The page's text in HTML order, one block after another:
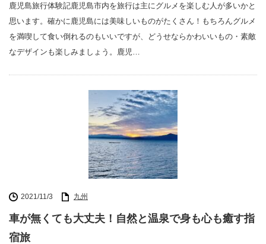
鹿児島旅行体験記鹿児島市内を旅行は主にグルメを楽しむ人が多いかと
思います。確かに鹿児島には美味しいものがたくさん！もちろんグルメ
を満喫して食い倒れるのもいいですが、どうせならかわいいもの・素敵
なデザインも楽しみましょう。鹿児…
2021/11/3 九州
車が無くても大丈夫！自然と温泉で身も心も癒す指
宿旅